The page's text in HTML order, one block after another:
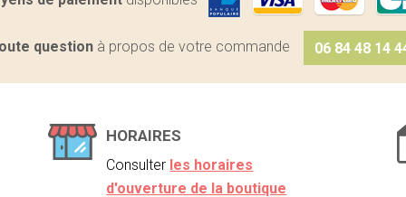
question à propos de votre commande 06 84 48 14
HORAIRES
Consulter les horaires
d'ouverture de la boutique